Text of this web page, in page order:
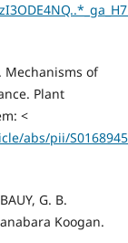
Mechanisms of
Plant
<
abs/pii/
G. B.
Koogan.